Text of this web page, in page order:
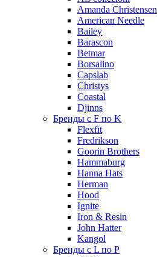
Amanda Christensen
American Needle
Bailey
Barascon
Betmar
Borsalino
Capslab
Christys
Coastal
Djinns
Бренды с F по K
Flexfit
Fredrikson
Goorin Brothers
Hammaburg
Hanna Hats
Herman
Hood
Ignite
Iron & Resin
John Hatter
Kangol
Бренды с L по P